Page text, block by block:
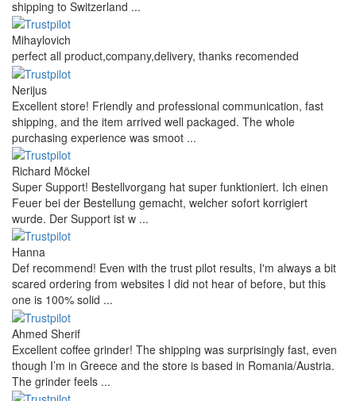
shipping to Switzerland ...
Mihaylovich
perfect all product,company,delivery, thanks recomended
Nerijus
Excellent store! Friendly and professional communication, fast
shipping, and the item arrived well packaged. The whole
purchasing experience was smoot ...
Richard Möckel
Super Support! Bestellvorgang hat super funktioniert. Ich einen
Feuer bei der Bestellung gemacht, welcher sofort korrigiert
wurde. Der Support ist w ...
Hanna
Def recommend! Even with the trust pilot results, I'm always a bit
scared ordering from websites I did not hear of before, but this
one is 100% solid ...
Ahmed Sherif
Excellent coffee grinder! The shipping was surprisingly fast, even
though I’m in Greece and the store is based in Romania/Austria.
The grinder feels ...